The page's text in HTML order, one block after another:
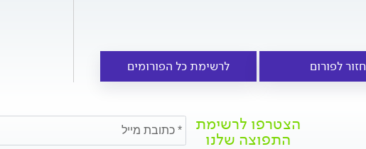
חזור לפורום לרשימת כל הפורומים
הצטרפו לרשימת
התפוצה שלנו